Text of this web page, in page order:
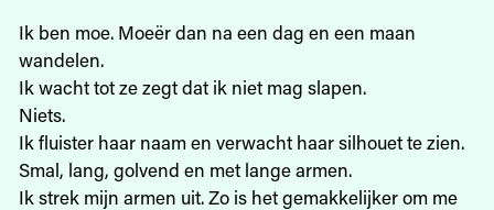
Ik ben moe. Moeër dan na een dag en een maan
wandelen.
Ik wacht tot ze zegt dat ik niet mag slapen.
Niets.
Ik fluister haar naam en verwacht haar silhouet te zien.
Smal, lang, golvend en met lange armen.
Ik strek mijn armen uit. Zo is het gemakkelijker om me